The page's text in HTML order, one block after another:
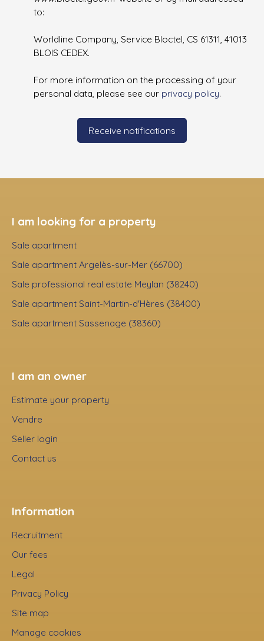
to:
Worldline Company, Service Bloctel, CS 61311, 41013
BLOIS CEDEX.
For more information on the processing of your
personal data, please see our privacy policy.
Receive notifications
I am looking for a property
Sale apartment
Sale apartment Argelès-sur-Mer (66700)
Sale professional real estate Meylan (38240)
Sale apartment Saint-Martin-d'Hères (38400)
Sale apartment Sassenage (38360)
I am an owner
Estimate your property
Vendre
Seller login
Contact us
Information
Recruitment
Our fees
Legal
Privacy Policy
Site map
Manage cookies